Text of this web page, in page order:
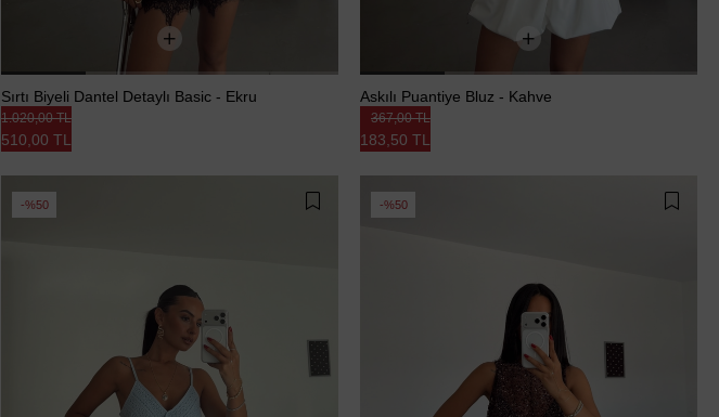
Sırtı Biyeli Dantel Detaylı Basic - Ekru
510,00 TL
1.020,00 TL
Askılı Puantiye Bluz - Kahve
183,50 TL
367,00 TL
%50 %50